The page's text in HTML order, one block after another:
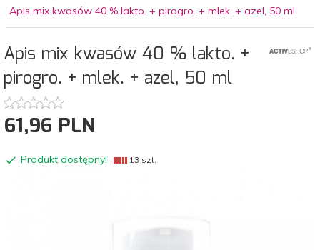
Apis mix kwasów 40 % lakto. + pirogro. + mlek. + azel, 50 ml
Apis mix kwasów 40 % lakto. +
pirogro. + mlek. + azel, 50 ml
61,96 PLN
Produkt dostępny! 13 szt.